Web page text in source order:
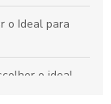
o Ideal para
o ideal